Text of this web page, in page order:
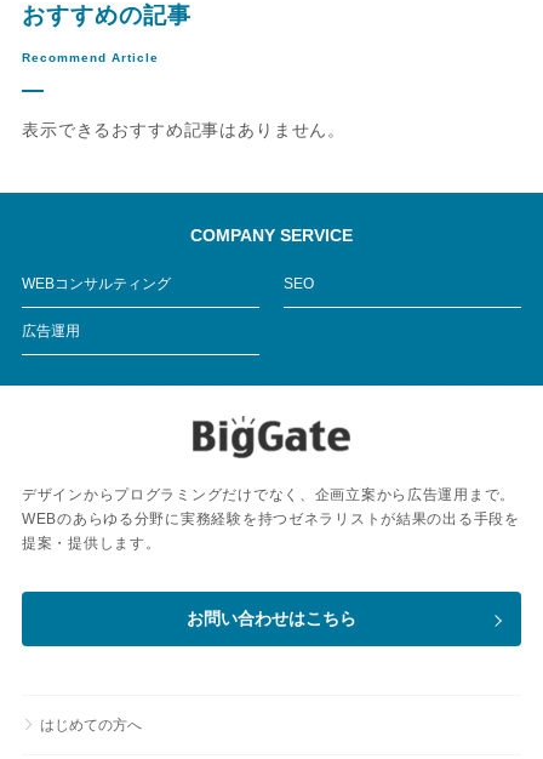
おすすめの記事
Recommend Article
表示できるおすすめ記事はありません。
COMPANY SERVICE
WEBコンサルティング SEO
広告運用
デザインからプログラミングだけでなく、企画立案から広告運用まで。
WEBのあらゆる分野に実務経験を持つゼネラリストが結果の出る手段を
提案・提供します。
お問い合わせはこちら
はじめての方へ